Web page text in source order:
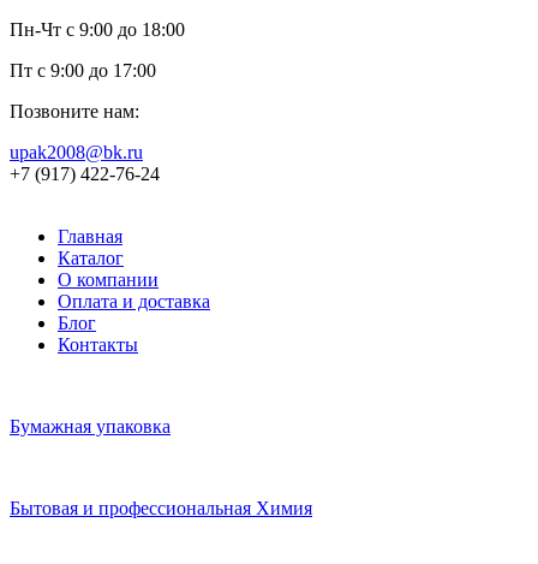
Пн-Чт с 9:00 до 18:00
Пт с 9:00 до 17:00
Позвоните нам:
upak2008@bk.ru
+7 (917) 422-76-24
Главная
Каталог
О компании
Оплата и доставка
Блог
Контакты
Бумажная упаковка
Бытовая и профессиональная Химия